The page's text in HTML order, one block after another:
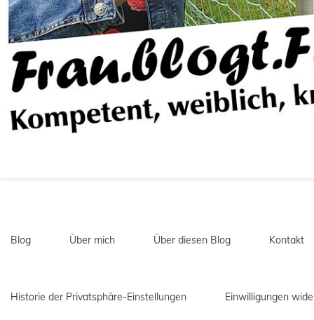
Blog Über mich Über diesen Blog Kontakt
Historie der Privatsphäre-Einstellungen Einwilligungen